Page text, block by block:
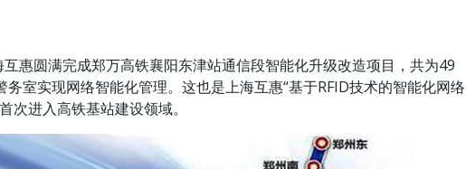
惠圆满完成郑万高铁襄阳东津站通信段智能化升级改造项目，共为49
务室实现网络智能化管理。这也是上海互惠“基于RFID技术的智能化网络
次进入高铁基站建设领域。